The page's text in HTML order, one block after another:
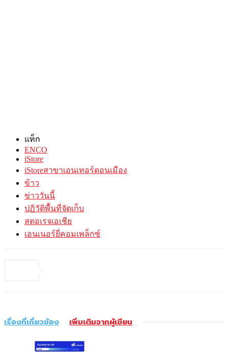
แท็ก
ENCO
iStore
iStoreสาขาเอนเทอร์ดอนเมือง
ข้าว
ข่าววันนี้
ปฏิวัติพื้นที่จัดเก็บ
สตอเรจเอเชีย
เอนเนอร์ยี่คอมเพล็กซ์
เรื่องที่เกี่ยวข้อง เพิ่มเติมจากผู้เขียน